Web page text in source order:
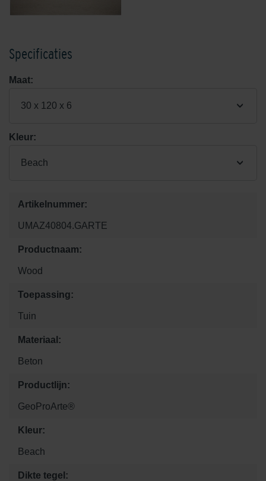
Specificaties
Maat:
30 x 120 x 6
Kleur:
Beach
Artikelnummer:
UMAZ40804.GARTE
Productnaam:
Wood
Toepassing:
Tuin
Materiaal:
Beton
Productlijn:
GeoProArte®
Kleur:
Beach
Dikte tegel: